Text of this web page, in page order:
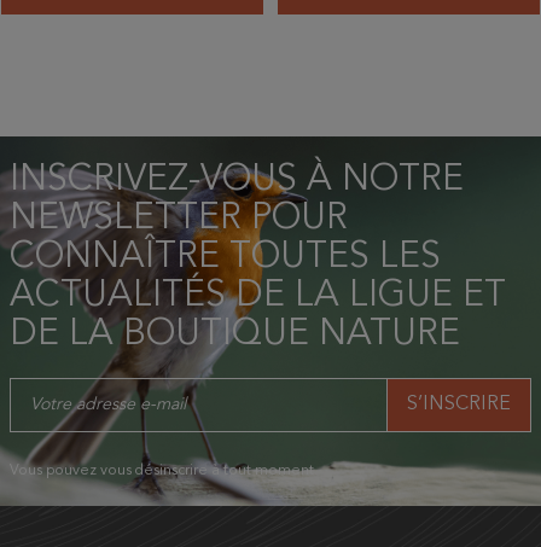
INSCRIVEZ-VOUS À NOTRE
NEWSLETTER POUR
CONNAÎTRE TOUTES LES
ACTUALITÉS DE LA LIGUE ET
DE LA BOUTIQUE NATURE
Vous pouvez vous désinscrire à tout moment.